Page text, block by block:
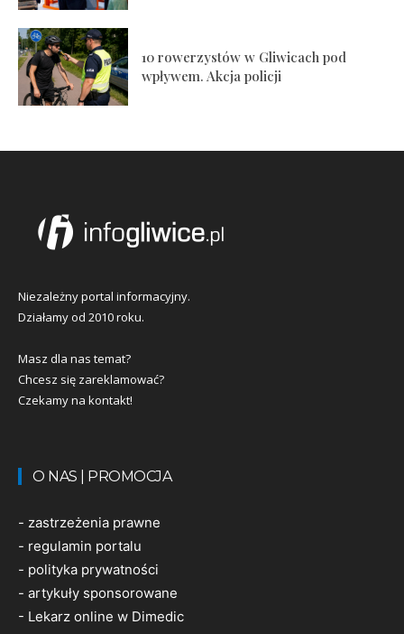
10 rowerzystów w Gliwicach pod
wpływem. Akcja policji
Niezależny portal informacyjny.
Działamy od 2010 roku.
Masz dla nas temat?
Chcesz się zareklamować?
Czekamy na kontakt!
O NAS | PROMOCJA
- zastrzeżenia prawne
- regulamin portalu
- polityka prywatności
- artykuły sponsorowane
- Lekarz online w Dimedic